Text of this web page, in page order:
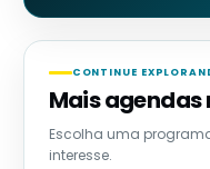
CONTINUE
Mais agendas
Escolha uma
interesse.